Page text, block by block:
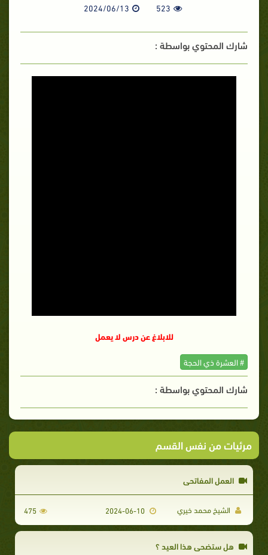
523
2024/06/13
شارك المحتوي بواسطة :
للابلاغ عن درس لا يعمل
# العشرة ذي الحجة
شارك المحتوي بواسطة :
مرئيات من نفس القسم
العمل المفاتحي
الشيخ محمد خيري 2024-06-10
475
هل ستضحي هذا العيد ؟